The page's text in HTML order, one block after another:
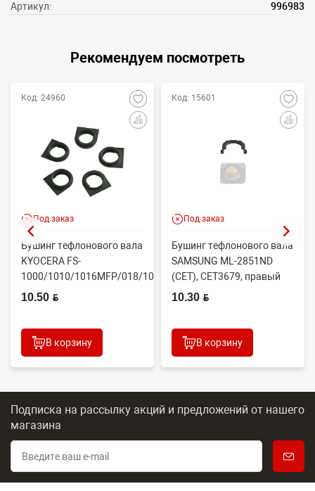
Артикул: 996983
Рекомендуем посмотреть
Код: 24960
Под заказ
Бушинг тефлонового вала
KYOCERA FS-
1000/1010/1016MFP/018/1020/1030D
(CET), CET4313B, ...
10.50 BYN
В корзину
Код: 15601
Под заказ
Бушинг тефлонового вала
SAMSUNG ML-2851ND
(CET), CET3679, правый
JC61-02335A
10.30 BYN
В корзину
Подписка на рассылку акций и предложений от нашего
магазина